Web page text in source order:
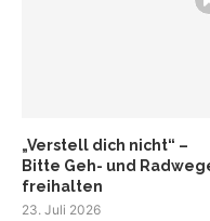
„Verstell dich nicht“ –
Bitte Geh- und
freihalten
23. Juli 2026